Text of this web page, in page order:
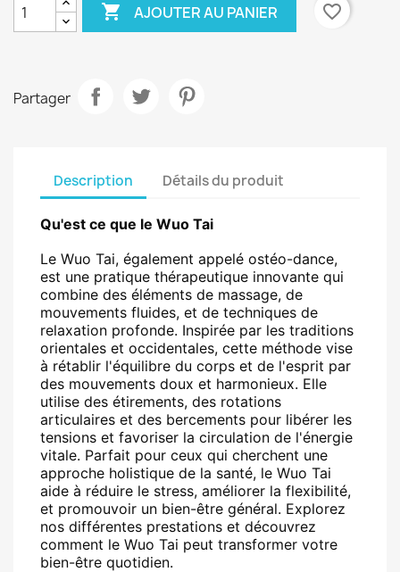
 AJOUTER AU PANIER favorite_border
Partager
Description Détails du produit
Qu'est ce que le Wuo Tai
Le Wuo Tai, également appelé ostéo-dance,
est une pratique thérapeutique innovante qui
combine des éléments de massage, de
mouvements fluides, et de techniques de
relaxation profonde. Inspirée par les traditions
orientales et occidentales, cette méthode vise
à rétablir l'équilibre du corps et de l'esprit par
des mouvements doux et harmonieux. Elle
utilise des étirements, des rotations
articulaires et des bercements pour libérer les
tensions et favoriser la circulation de l'énergie
vitale. Parfait pour ceux qui cherchent une
approche holistique de la santé, le Wuo Tai
aide à réduire le stress, améliorer la flexibilité,
et promouvoir un bien-être général. Explorez
nos différentes prestations et découvrez
comment le Wuo Tai peut transformer votre
bien-être quotidien.